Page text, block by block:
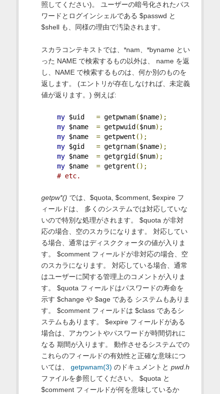
照してください)。 ユーザーの暗号化されたパス
ワードとログインシェルである $passwd と
$shell も、同様の理由で汚染されます。
スカラコンテキストでは、*nam、*byname とい
った NAME で検索するもの以外は、 name を返
し、NAME で検索するものは、何か別のものを
返します。 (エントリが存在しなければ、未定義
値が返ります。) 例えば:
my $uid = getpwnam($name);
my $name = getpwuid ($num);
my $name = getpwent ();
my $gid = getgrnam($name);
my $name = getgrgid ($num);
my $name = getgrent ();
# etc.
getpw*() では、$quota, $comment, $expire フ
ィールドは、 多くのシステムでは対応していな
いので特別な処理がされます。 $quota が非対
応の場合、空のスカラになります。 対応してい
る場合、通常はディスククォータの値が入りま
す。 $comment フィールドが非対応の場合、空
のスカラになります。 対応している場合、通常
はユーザーに関する管理上のコメントが入りま
す。 $quota フィールドはパスワードの寿命を
示す $change や $age である システムもありま
す。 $comment フィールドは $class であるシ
ステムもあります。 $expire フィールドがある
場合は、アカウントやパスワードが時間切れに
なる 期間が入ります。 動作させるシステムでの
これらのフィールドの有効性と正確な意味につ
いては、 getpwnam(3) のドキュメントと pwd.h
ファイルを参照してください。 $quota と
$comment フィールドが何を意味しているか